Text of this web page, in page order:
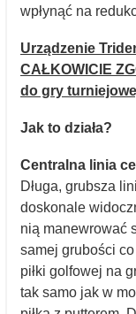
wpłynąć na
Urządzenie
CAŁKOWICIE
do gry
Jak to działa?
Centralna linia
Długa, grubsza
doskonale
nią manewrować
samej grubości
piłki golfowej na
tak samo jak w